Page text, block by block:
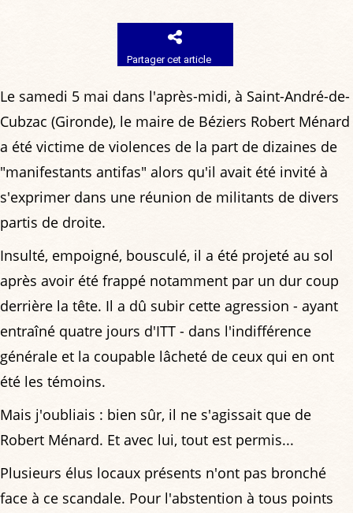
Partager cet article
Le samedi 5 mai dans l'après-midi, à Saint-André-de-
Cubzac (Gironde), le maire de Béziers Robert Ménard
a été victime de violences de la part de dizaines de
"manifestants antifas" alors qu'il avait été invité à
s'exprimer dans une réunion de militants de divers
partis de droite.
Insulté, empoigné, bousculé, il a été projeté au sol
après avoir été frappé notamment par un dur coup
derrière la tête. Il a dû subir cette agression - ayant
entraîné quatre jours d'ITT - dans l'indifférence
générale et la coupable lâcheté de ceux qui en ont
été les témoins.
Mais j'oubliais : bien sûr, il ne s'agissait que de
Robert Ménard. Et avec lui, tout est permis...
Plusieurs élus locaux présents n'ont pas bronché
face à ce scandale. Pour l'abstention à tous points